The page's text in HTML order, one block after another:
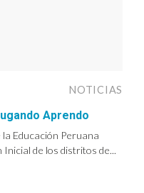
NOTICIAS
Aprendo
Educación Peruana
de los distritos de...